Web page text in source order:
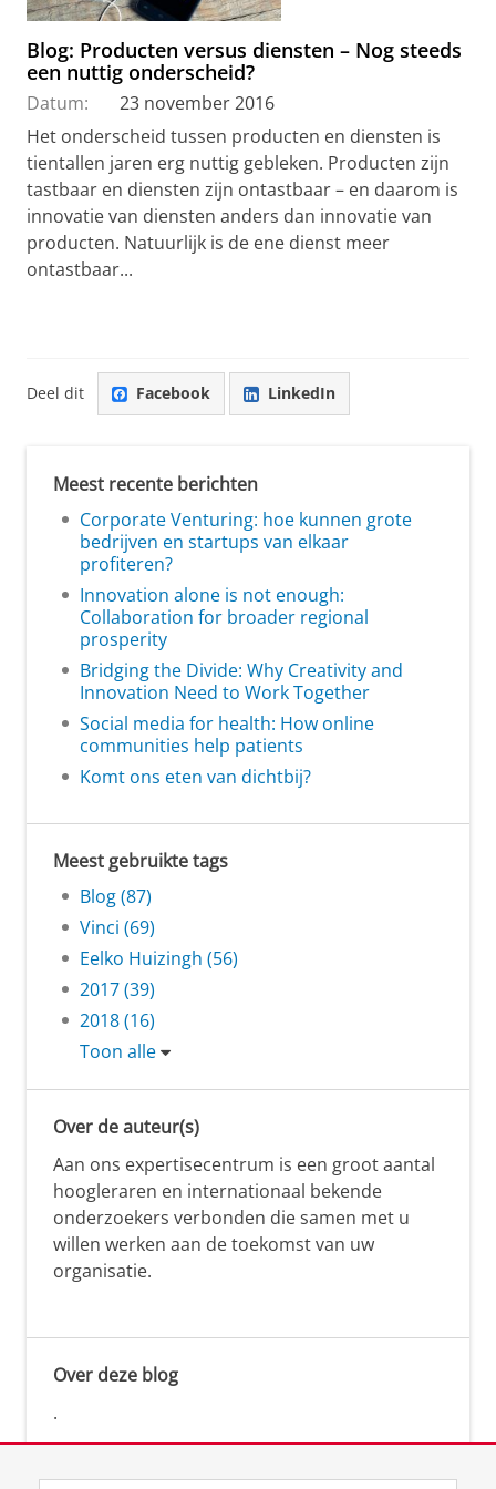
Blog: Producten versus diensten – Nog steeds
een nuttig onderscheid?
Datum:
23 november 2016
Het onderscheid tussen producten en diensten is
tientallen jaren erg nuttig gebleken. Producten zijn
tastbaar en diensten zijn ontastbaar – en daarom is
innovatie van diensten anders dan innovatie van
producten. Natuurlijk is de ene dienst meer
ontastbaar...
Deel dit Facebook LinkedIn
Meest recente berichten
Corporate Venturing: hoe kunnen grote
bedrijven en startups van elkaar
profiteren?
Innovation alone is not enough:
Collaboration for broader regional
prosperity
Bridging the Divide: Why Creativity and
Innovation Need to Work Together
Social media for health: How online
communities help patients
Komt ons eten van dichtbij?
Meest gebruikte tags
Blog (87)
Vinci (69)
Eelko Huizingh (56)
2017 (39)
2018 (16)
Toon alle
Over de auteur(s)
Aan ons expertisecentrum is een groot aantal
hoogleraren en internationaal bekende
onderzoekers verbonden die samen met u
willen werken aan de toekomst van uw
organisatie.
Over deze blog
.